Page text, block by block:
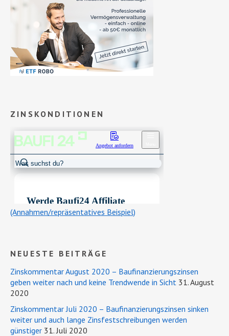
ZINSKONDITIONEN
(Annahmen/repräsentatives Beispiel)
NEUESTE BEITRÄGE
Zinskommentar August 2020 – Baufinanzierungszinsen
geben weiter nach und keine Trendwende in Sicht 31. August
2020
Zinskommentar Juli 2020 – Baufinanzierungszinsen sinken
weiter und auch lange Zinsfestschreibungen werden
günstiger 31. Juli 2020